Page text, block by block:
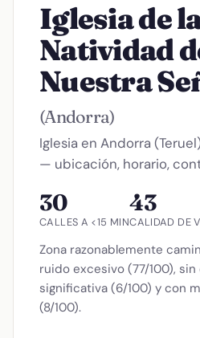
Iglesia de
Natividad
Nuestra
(Andorra)
Iglesia en Andorra
— ubicación, horario,
30
CALLES A <15 MIN
43
CALIDAD DE
Zona razonablemente
ruido excesivo (77/100),
significativa (6/100) y con
(8/100).